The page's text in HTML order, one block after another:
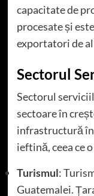
capacitate de
procesate și
exportatori de
Sectorul
Sectorul
sectoare în
infrastructură în
ieftină, ceea ce
Turismul:
Guatemalei.